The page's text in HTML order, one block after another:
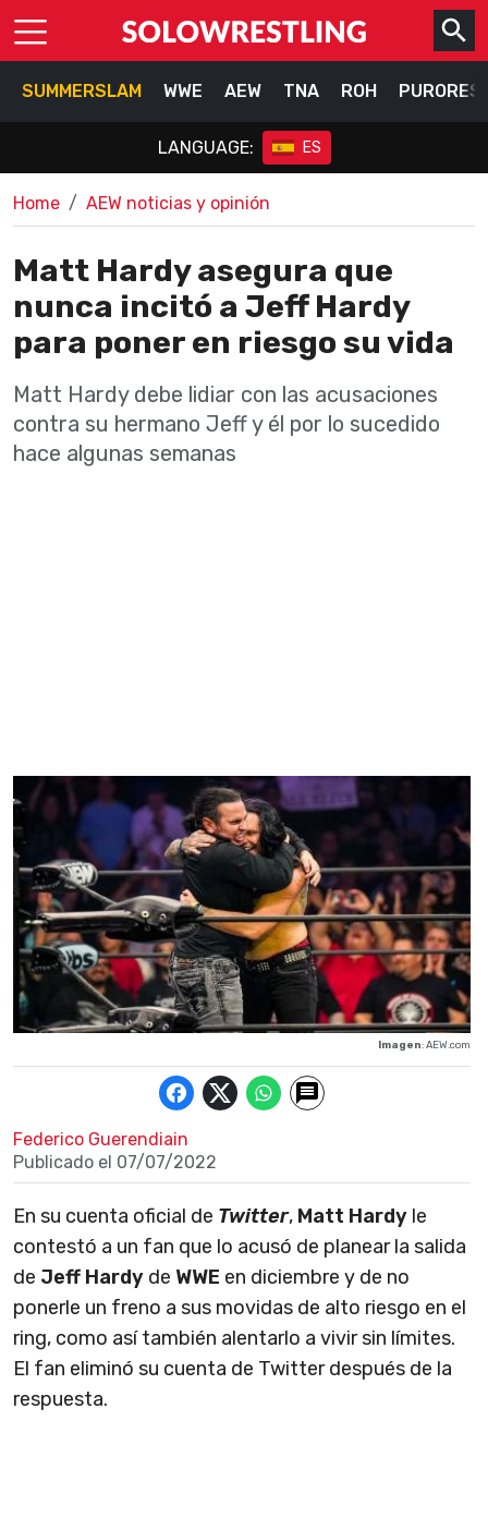
SUMMERSLAM WWE AEW TNA ROH
LANGUAGE: ES
Home AEW noticias y opinión
Matt Hardy asegura que
nunca incitó a Jeff Hardy
para poner en riesgo su vida
Matt Hardy debe lidiar con las acusaciones
contra su hermano Jeff y él por lo sucedido
hace algunas semanas
Imagen: AEW.com
Federico Guerendiain
Publicado el 07/07/2022
En su cuenta oficial de Twitter, Matt Hardy le
contestó a un fan que lo acusó de planear la salida
de Jeff Hardy de WWE en diciembre y de no
ponerle un freno a sus movidas de alto riesgo en el
ring, como así también alentarlo a vivir sin límites.
El fan eliminó su cuenta de Twitter después de la
respuesta.